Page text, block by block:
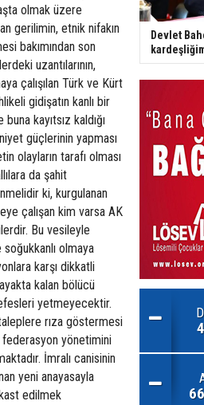
olmak üzere
gerilimin, etnik nifakın
bakımından son
uzantılarının,
çalışılan Türk ve Kürt
gidişatın kanlı bir
kayıtsız kaldığı
güçlerinin yapması
olayların tarafı olması
da şahit
ki, kurgulanan
çalışan kim varsa AK
Bu vesileyle
olmaya
karşı dikkatli
kalan bölücü
yetmeyecektir.
rıza göstermesi
yönetimini
İmralı canisinin
yeni anayasayla
edilmek
Devlet